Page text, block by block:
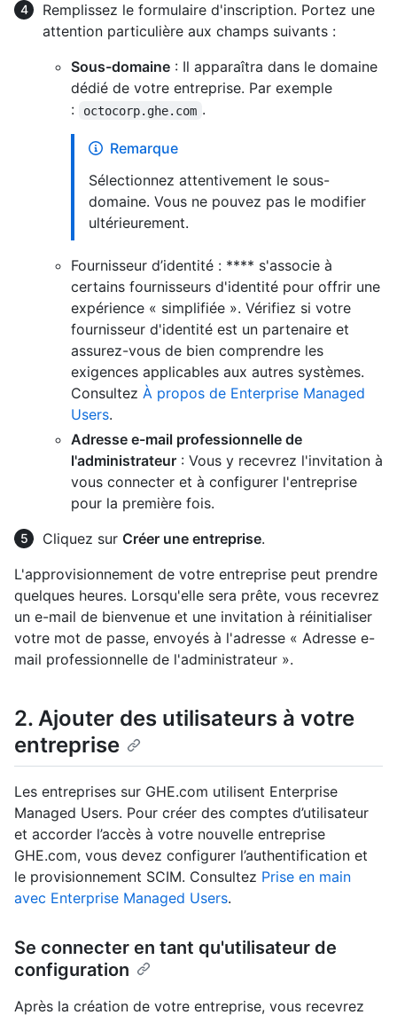
Remplissez le formulaire d'inscription. Portez une
attention particulière aux champs suivants :
Sous-domaine : Il apparaîtra dans le domaine
dédié de votre entreprise. Par exemple
:
octocorp.ghe.com .
Remarque
Sélectionnez attentivement le sous-
domaine. Vous ne pouvez pas le modifier
ultérieurement.
Fournisseur d’identité : **** s'associe à
certains fournisseurs d'identité pour offrir une
expérience « simplifiée ». Vérifiez si votre
fournisseur d'identité est un partenaire et
assurez-vous de bien comprendre les
exigences applicables aux autres systèmes.
Consultez À propos de Enterprise Managed
Users.
Adresse e-mail professionnelle de
l'administrateur : Vous y recevrez l'invitation à
vous connecter et à configurer l'entreprise
pour la première fois.
Cliquez sur Créer une entreprise.
L'approvisionnement de votre entreprise peut prendre
quelques heures. Lorsqu'elle sera prête, vous recevrez
un e-mail de bienvenue et une invitation à réinitialiser
votre mot de passe, envoyés à l'adresse « Adresse e-
mail professionnelle de l'administrateur ».
2. Ajouter des utilisateurs à votre
entreprise
Les entreprises sur GHE.com utilisent Enterprise
Managed Users. Pour créer des comptes d’utilisateur
et accorder l’accès à votre nouvelle entreprise
GHE.com, vous devez configurer l’authentification et
le provisionnement SCIM. Consultez Prise en main
avec Enterprise Managed Users.
Se connecter en tant qu'utilisateur de
configuration
Après la création de votre entreprise, vous recevrez